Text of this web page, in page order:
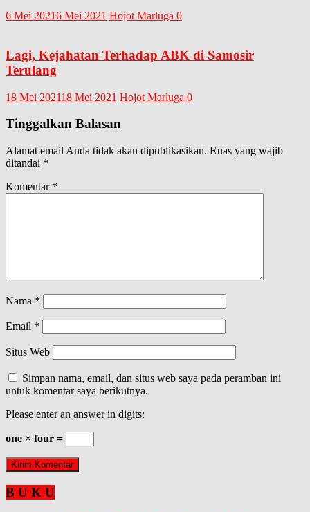
6 Mei 20216 Mei 2021 Hojot Marluga 0
Lagi, Kejahatan Terhadap ABK di Samosir
Terulang
18 Mei 202118 Mei 2021 Hojot Marluga 0
Tinggalkan Balasan
Alamat email Anda tidak akan dipublikasikan. Ruas yang wajib
ditandai *
Komentar *
Nama *
Email *
Situs Web
Simpan nama, email, dan situs web saya pada peramban ini
untuk komentar saya berikutnya.
Please enter an answer in digits:
one × four =
B U K U